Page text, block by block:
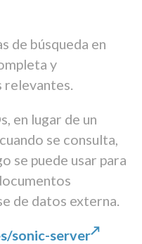
de búsqueda en
y
relevantes.
en lugar de un
se consulta,
se puede usar para
de datos externa.
sonic-server